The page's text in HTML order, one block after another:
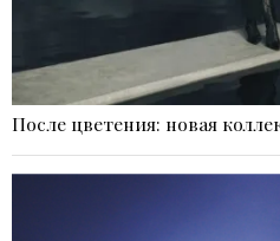
После цветения: новая